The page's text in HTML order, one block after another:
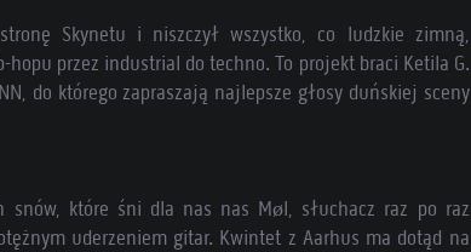
Skynetu i niszczył wszystko, co ludzkie zimną,
przez industrial do techno. To projekt braci Ketila G.
do którego zapraszają najlepsze głosy duńskiej sceny
snów, które śni dla nas nas Møl, słuchacz raz po raz
uderzeniem gitar. Kwintet z Aarhus ma dotąd na